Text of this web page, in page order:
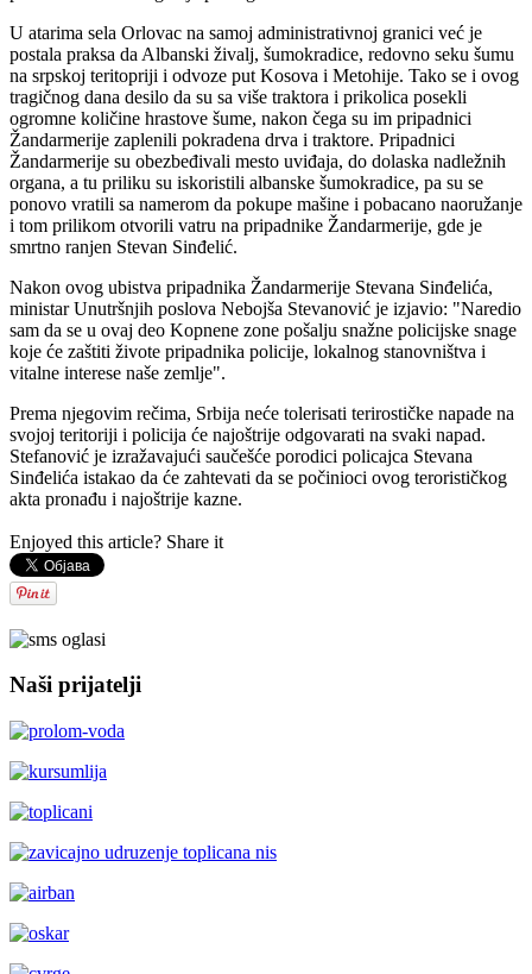
U atarima sela Orlovac na samoj administrativnoj granici već je
postala praksa da Albanski živalj, šumokradice, redovno seku šumu
na srpskoj teritopriji i odvoze put Kosova i Metohije. Tako se i ovog
tragičnog dana desilo da su sa više traktora i prikolica posekli
ogromne količine hrastove šume, nakon čega su im pripadnici
Žandarmerije zaplenili pokradena drva i traktore. Pripadnici
Žandarmerije su obezbeđivali mesto uviđaja, do dolaska nadležnih
organa, a tu priliku su iskoristili albanske šumokradice, pa su se
ponovo vratili sa namerom da pokupe mašine i pobacano naoružanje
i tom prilikom otvorili vatru na pripadnike Žandarmerije, gde je
smrtno ranjen Stevan Sinđelić.
Nakon ovog ubistva pripadnika Žandarmerije Stevana Sinđelića,
ministar Unutršnjih poslova Nebojša Stevanović je izjavio: "Naredio
sam da se u ovaj deo Kopnene zone pošalju snažne policijske snage
koje će zaštiti živote pripadnika policije, lokalnog stanovništva i
vitalne interese naše zemlje".
Prema njegovim rečima, Srbija neće tolerisati terirostičke napade na
svojoj teritoriji i policija će najoštrije odgovarati na svaki napad.
Stefanović je izražavajući saučešće porodici policajca Stevana
Sinđelića istakao da će zahtevati da se počinioci ovog terorističkog
akta pronađu i najoštrije kazne.
AdmirorGallery 5.2.0, author/s Vasiljevski &
Enjoyed this article? Share it
Naši prijatelji